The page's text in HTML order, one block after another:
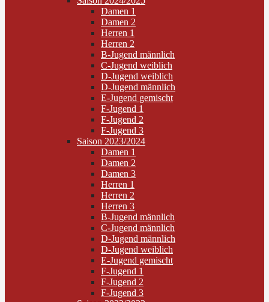
Damen 1
Damen 2
Herren 1
Herren 2
B-Jugend männlich
C-Jugend weiblich
D-Jugend weiblich
D-Jugend männlich
E-Jugend gemischt
F-Jugend 1
F-Jugend 2
F-Jugend 3
Saison 2023/2024
Damen 1
Damen 2
Damen 3
Herren 1
Herren 2
Herren 3
B-Jugend männlich
C-Jugend männlich
D-Jugend männlich
D-Jugend weiblich
E-Jugend gemischt
F-Jugend 1
F-Jugend 2
F-Jugend 3